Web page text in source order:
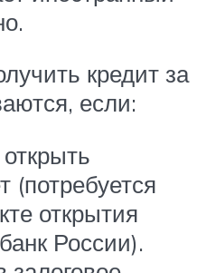
кредит за
если:
(потребуется
открытия
России).